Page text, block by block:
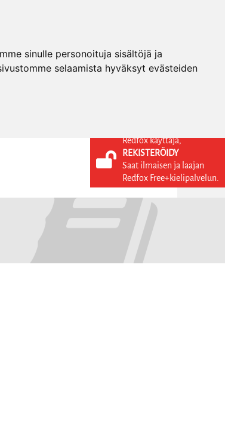
sinulle personoituja sisältöjä ja
selaamista hyväksyt evästeiden
KIRJAUDU SISÄÄN
REKISTERÖIDY
Redfox käyttäjä,
REKISTERÖIDY
Saat ilmaisen ja laajan
Redfox Free+kielipalvelun.